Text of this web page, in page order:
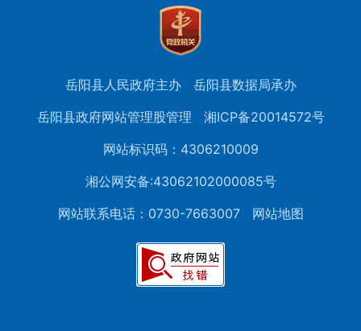
岳阳县人民政府主办
岳阳县数据局承办
岳阳县政府网站管理股管理
湘ICP备20014572号
网站标识码：4306210009
湘公网安备:43062102000085号
网站联系电话：0730-7663007
网站地图